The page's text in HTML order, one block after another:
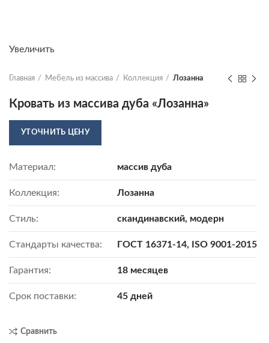
Увеличить
Главная Мебель из массива Коллекция Лозанна
Кровать из массива дуба «Лозанна»
УТОЧНИТЬ ЦЕНУ
Материал: массив дуба
Коллекция: Лозанна
Стиль: скандинавский, модерн
Стандарты качества: ГОСТ 16371-14, ISO 9001-2015
Гарантия: 18 месяцев
Срок поставки: 45 дней
Сравнить